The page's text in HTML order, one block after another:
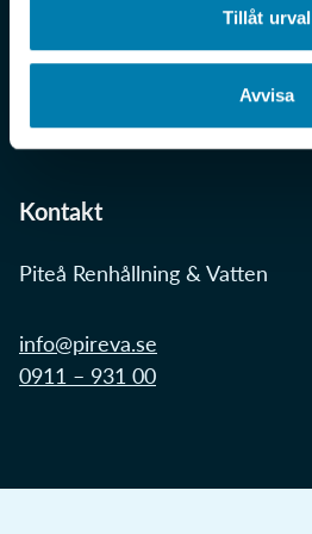
Tillåt urval
Avvisa
Cookies
Tillgänglighetsredogörelse
Kontakt
Piteå Renhållning & Vatten
info@pireva.se
0911 – 931 00